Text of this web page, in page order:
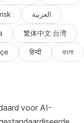
العربية
繁体中文·台湾
हिन्दी বাংলা
voor AI-